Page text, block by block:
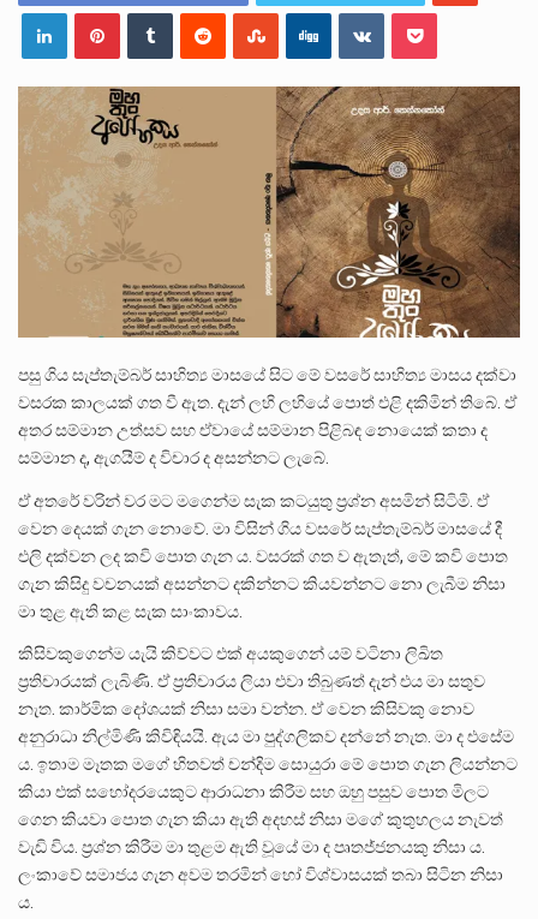
ලාල් කාන්ත ඇමතිවරයා අධිකරණ විනිශ්චයකාරවරුන්ගේ විශ්‍රාම යෑමේ වයස සම්බන්ධයෙන් නිහඬව සිටින ලෙස තමාට දැනුම් දුන්…
ගොවියන්ගේ ප්‍රශ්න, ධීවරයන්ගේ ප්‍රශ්න, සෞඛය ප්‍රශ්න, වැටු ප්‍ර්ශ්න, රැකියා විරහිත ප්‍රශ්න මේ සියලු ප්‍රශ්නවලට තනි…
පසු ගිය සැප්තැම්බර් සාහිත්‍ය මාසයේ සිට මේ වසරේ සාහිත්‍ය මාසය දක්වා
වසරක කාලයක් ගත වී ඇත. දැන් ලහි ලහියේ පොත් එළි දකිමින් තිබේ. ඒ
අතර සම්මාන උත්සව සහ ඒවායේ සම්මාන පිළිබඳ නොයෙක් කතා ද
සම්මාන ද, ඇගයීම් ද විචාර ද අසන්නට ලැබේ.
ඒ අතරේ වරින් වර මට මගෙන්ම සැක කටයුතු ප්‍රශ්න අසමින් සිටිමි. ඒ
වෙන දෙයක් ගැන නොවේ. මා විසින් ගිය වසරේ සැප්තැම්බර් මාසයේ දී
එලි දක්වන ලද කවි පොත ගැන ය. වසරක් ගත ව ඇතැත්, මේ කවි පොත
ගැන කිසිදු වචනයක් අසන්නට දකින්නට කියවන්නට නො ලැබීම නිසා
මා තුළ ඇති කළ සැක සාංකාවය.
කිසිවකුගෙන්ම යැයි කිව්වට එක් අයකුගෙන් යම් වටිනා ලිඛිත
ප්‍රතිචාරයක් ලැබිණි. ඒ ප්‍රතිචාරය ලියා එවා තිබුණත් දැන් එය මා සතුව
නැත. කාර්මික දෝශයක් නිසා සමා වන්න. ඒ වෙන කිසිවකු නොව
අනුරාධා නිල්මිණි කිවිඳියයි. ඇය මා පුද්ගලිකව දන්නේ නැත. මා ද එසේම
ය. ඉතාම මෑතක මගේ හිතවත් චන්දිම සොයුරා මේ පොත ගැන ලියන්නට
කියා එක් සහෝදරයෙකුට ආරාධනා කිරීම සහ ඔහු පසුව පොත මිලට
ගෙන කියවා පොත ගැන කියා ඇති අදහස් නිසා මගේ කුතුහලය නැවත්
වැඩි විය. ප්‍රශ්න කිරීම මා තුළම ඇති වූයේ මා ද පෘතජ්ජනයකු නිසා ය.
ලංකාවේ සමාජය ගැන අවම තරමින් හෝ විශ්වාසයක් තබා සිටින නිසා
ය.